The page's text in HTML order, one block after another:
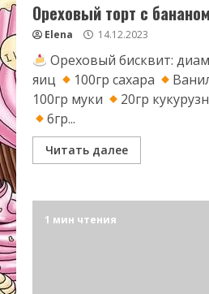
Ореховый торт с бананом
Elena 14.12.2023
Ореховый бисквит:
яиц
100гр сахара
100гр муки
20гр
6гр...
Читать далее
1 мин чтения